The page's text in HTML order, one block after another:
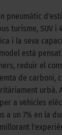
pneumàtic
turisme, SUV i
i la seva
està
reduir el
de carboni,
urbà.
a vehicles
a un 7% en la